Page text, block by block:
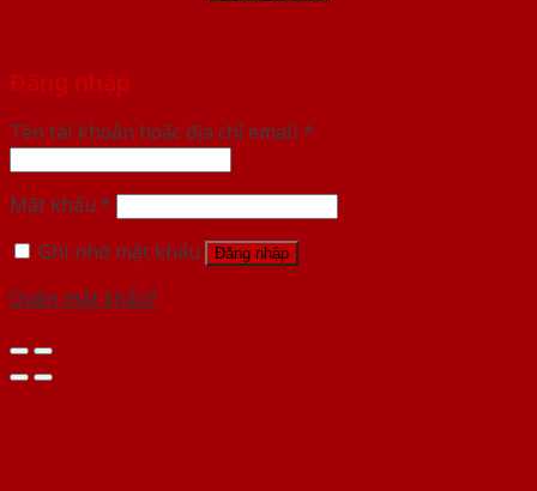
Đăng nhập
Tên tài khoản hoặc địa chỉ email *
Mật khẩu *
Ghi nhớ mật khẩu
Đăng nhập
Quên mật khẩu?